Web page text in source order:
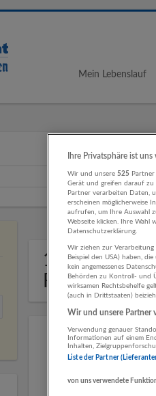
Mein Lebenslauf
Wo?
1 Marketing,
Ihre Privatsphäre ist
Wir und unsere525
Gerät und greifen darauf zu
Partner verarbeiten Daten,
erscheinen möglicherweise
aufrufen, um Ihre Auswahl
Webseite klicken. Ihre Wahl
Datenschutzerklärung.
Wir ziehen zur
Beispiel den USA) haben,
kein angemessenes
Behörden zu Kontroll- und
wirksamen Rechtsbehelfe
(auch in Drittstaaten)
Wir und unsere Partner
Verwendung genauer
Informationen auf einem
Inhalten,
Liste der Partner
von uns verwendete